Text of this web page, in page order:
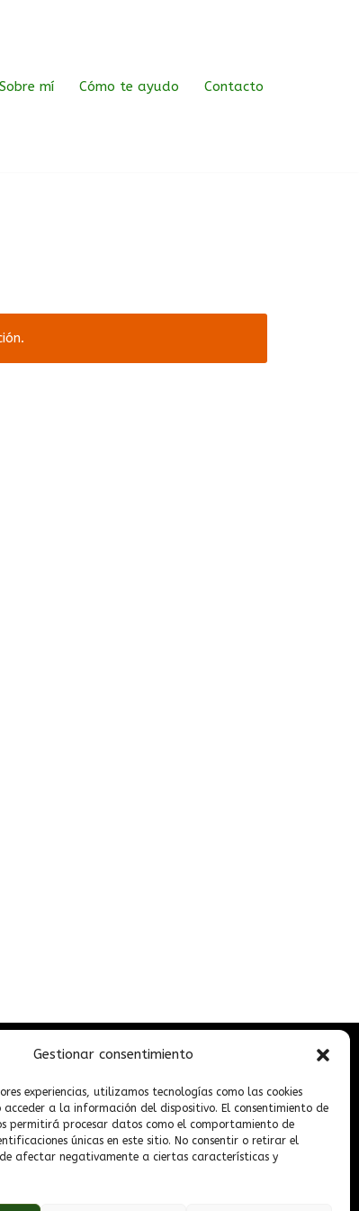
Gestionar consentimiento
experiencias, utilizamos tecnologías como las cookies
a la información del dispositivo. El consentimiento de
permitirá procesar datos como el comportamiento de
únicas en este sitio. No consentir o retirar el
afectar negativamente a ciertas características y
Sobre mí Cómo te ayudo Contacto
privacidad
cookies